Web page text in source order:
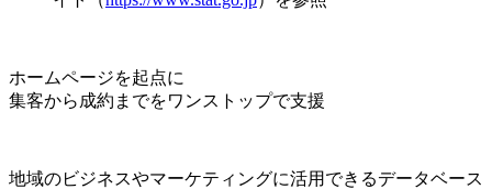
ホームページを起点に
集客から成約までをワンストップで支援
地域のビジネスやマーケティングに活用できるデータベース